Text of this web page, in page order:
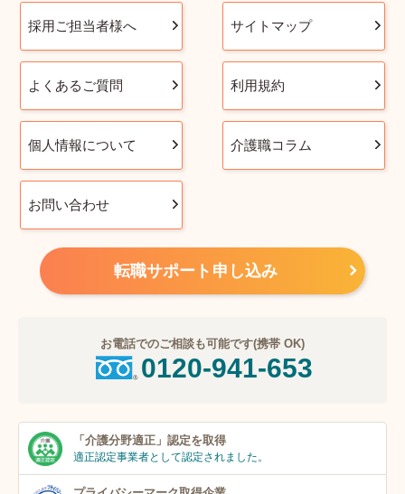
採用ご担当者様へ サイトマップ
よくあるご質問 利用規約
個人情報について 介護職コラム
お問い合わせ
転職サポート申し込み
お電話でのご相談も可能です(携帯 OK)
0120-941-653
「介護分野適正」 認定を取得
適正認定事業者として認定されました。